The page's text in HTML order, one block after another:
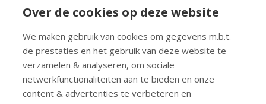
Over de cookies op deze website
We maken gebruik van cookies om gegevens m.b.t.
de prestaties en het gebruik van deze website te
verzamelen & analyseren, om sociale
netwerkfunctionaliteiten aan te bieden en onze
content & advertenties te verbeteren en
Bibliotheek
Info en service
FAQ
Doneren
Privacy
Voorwaarden